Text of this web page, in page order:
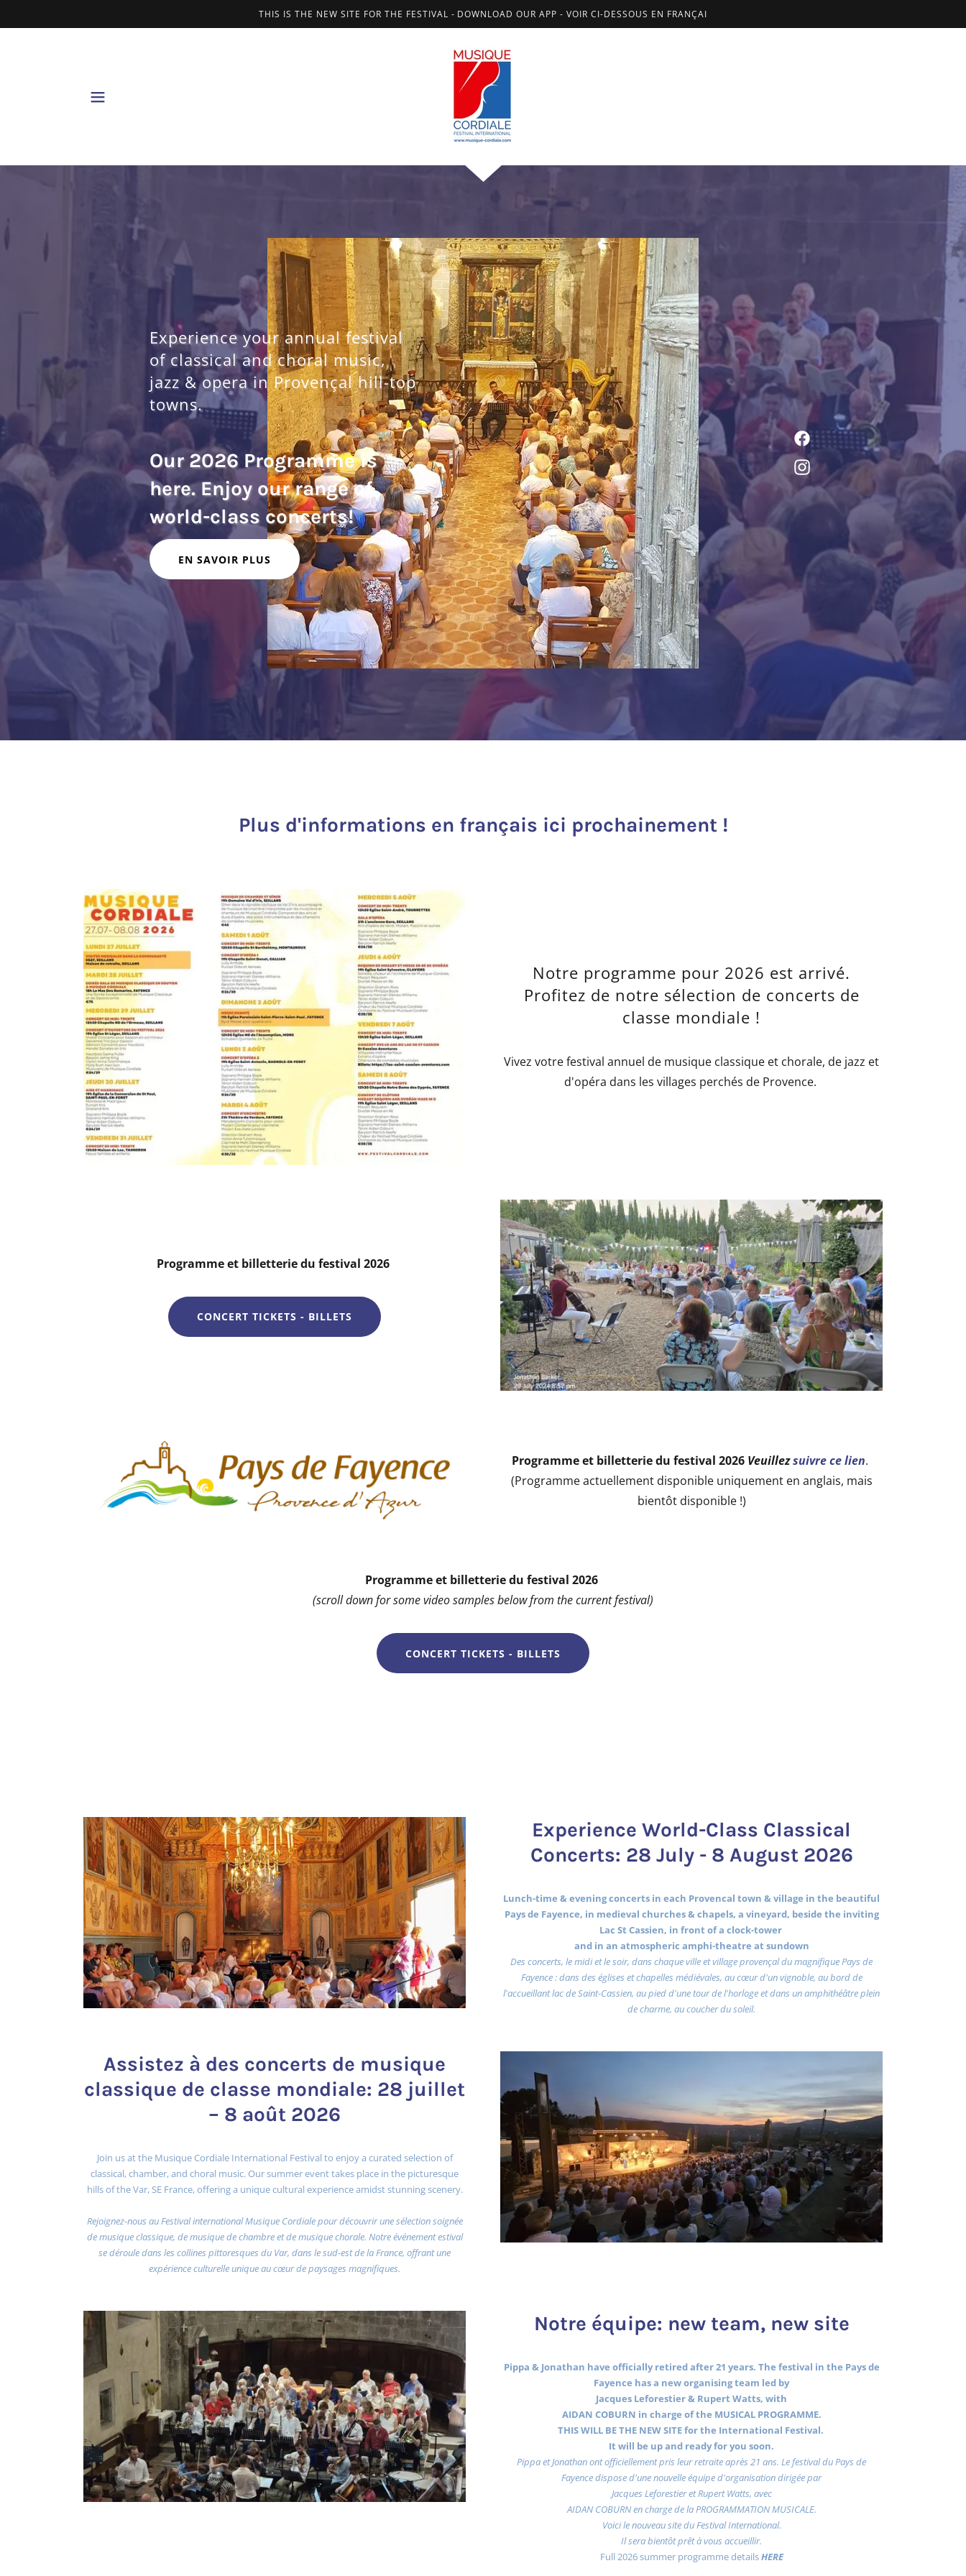
THIS IS THE NEW SITE FOR THE FESTIVAL - DOWNLOAD OUR APP - VOIR CI-DESSOUS EN FRANÇAI
Experience your annual festival
of classical and choral music,
jazz & opera in Provençal hill-top
towns.
Our 2026 Programme is
here. Enjoy our range of
EN SAVOIR PLUS
Plus d'informations en français ici prochainement !
Notre programme pour 2026 est arrivé.
Profitez de notre sélection de concerts de
classe mondiale !
Vivez votre festival annuel de musique classique et chorale, de jazz et
d'opéra dans les villages perchés de Provence.
Programme et billetterie du festival 2026
CONCERT TICKETS - BILLETS
Programme et billetterie du festival 2026 Veuillezsuivre ce lien.
(Programme actuellement disponible uniquement en anglais, mais
bientôt disponible !)
Programme et billetterie du festival 2026
(scroll down for some video samples below from the current festival)
CONCERT TICKETS - BILLETS
Experience World-Class Classical
Concerts: 28 July - 8 August 2026
Lunch-time & evening concerts in each Provencal town & village in the beautiful
Pays de Fayence, in medieval churches & chapels, a vineyard, beside the inviting
Lac St Cassien, in front of a clock-tower
and in an atmospheric amphi-theatre at sundown
Des concerts, le midi et le soir, dans chaque ville et village provençal du magnifique Pays de
Fayence : dans des églises et chapelles médiévales, au cœur d'un vignoble, au bord de
l'accueillant lac de Saint-Cassien, au pied d'une tour de l'horloge et dans un amphithéâtre plein
de charme, au coucher du soleil.
Assistez à des concerts de musique
classique de classe mondiale: 28 juillet
– 8 août 2026
Join us at the Musique Cordiale International Festival to enjoy a curated selection of
classical, chamber, and choral music. Our summer event takes place in the picturesque
hills of the Var, SE France, offering a unique cultural experience amidst stunning scenery.
Rejoignez-nous au Festival international Musique Cordiale pour découvrir une sélection soignée
de musique classique, de musique de chambre et de musique chorale. Notre événement estival
se déroule dans les collines pittoresques du Var, dans le sud-est de la France, offrant une
expérience culturelle unique au cœur de paysages magnifiques.
Notre équipe: new team, new site
Pippa & Jonathan have officially retired after 21 years. The festival in the Pays de
Fayence has a new organising team led by
Jacques Leforestier & Rupert Watts, with
AIDAN COBURN in charge of the MUSICAL PROGRAMME.
THIS WILL BE THE NEW SITE for the International Festival.
It will be up and ready for you soon.
Pippa et Jonathan ont officiellement pris leur retraite après 21 ans. Le festival du Pays de
Fayence dispose d'une nouvelle équipe d'organisation dirigée par
Jacques Leforestier et Rupert Watts, avec
AIDAN COBURN en charge de la PROGRAMMATION MUSICALE.
Voici le nouveau site du Festival International.
Il sera bientôt prêt à vous accueillir.
Full 2026 summer programme detailsHERE